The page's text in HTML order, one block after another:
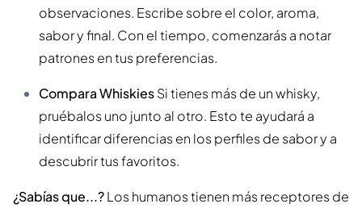
observaciones. Escribe sobre el color, aroma,
sabor y final. Con el tiempo, comenzarás a notar
patrones en tus preferencias.
Compara WhiskiesSi tienes más de un whisky,
pruébalos uno junto al otro. Esto te ayudará a
identificar diferencias en los perfiles de sabor y a
descubrir tus favoritos.
¿Sabías que...?Los humanos tienen más receptores de